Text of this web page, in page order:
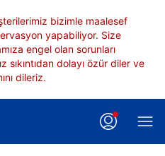
bizimle maalesef
yapabiliyor. Size
engel olan sorunları
sıkıntıdan dolayı özür diler ve
dileriz.